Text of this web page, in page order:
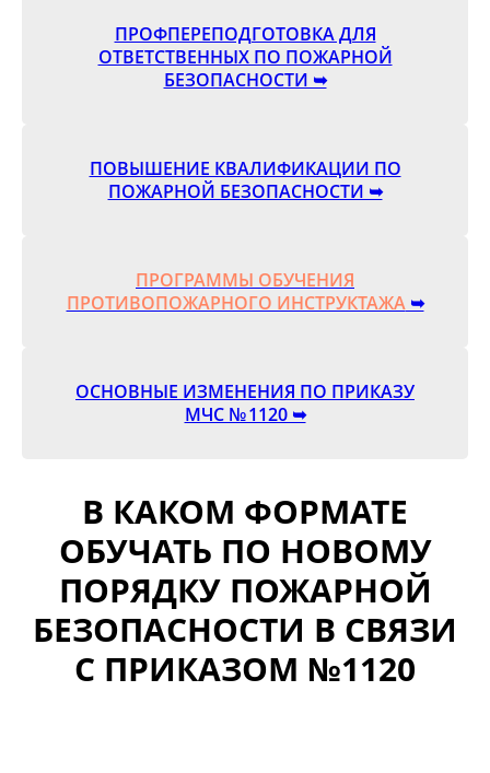
ПРОФПЕРЕПОДГОТОВКА ДЛЯ
ОТВЕТСТВЕННЫХ ПО ПОЖАРНОЙ
БЕЗОПАСНОСТИ ➥
ПОВЫШЕНИЕ КВАЛИФИКАЦИИ ПО
ПОЖАРНОЙ БЕЗОПАСНОСТИ ➥
ПРОГРАММЫ ОБУЧЕНИЯ
ПРОТИВОПОЖАРНОГО ИНСТРУКТАЖА➥
ОСНОВНЫЕ ИЗМЕНЕНИЯ ПО ПРИКАЗУ
МЧС № 1120 ➥
В КАКОМ ФОРМАТЕ
ОБУЧАТЬ ПО НОВОМУ
ПОРЯДКУ ПОЖАРНОЙ
БЕЗОПАСНОСТИ В СВЯЗИ
С ПРИКАЗОМ №1120